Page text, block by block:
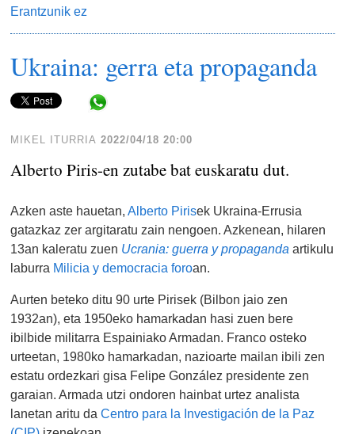
Erantzunik ez
Ukraina: gerra eta propaganda
MIKEL ITURRIA 2022/04/18 20:00
Alberto Piris-en zutabe bat euskaratu dut.
Azken aste hauetan,Alberto Pirisek Ukraina-Errusia
gatazkaz zer argitaratu zain nengoen. Azkenean, hilaren
13an kaleratu zuen Ucrania: guerra y propaganda artikulu
laburra Milicia y democracia foroan.
Aurten beteko ditu 90 urte Pirisek (Bilbon jaio zen
1932an), eta 1950eko hamarkadan hasi zuen bere
ibilbide militarra Espainiako Armadan. Franco osteko
urteetan, 1980ko hamarkadan, nazioarte mailan ibili zen
estatu ordezkari gisa Felipe González presidente zen
garaian. Armada utzi ondoren hainbat urtez analista
lanetan aritu daCentro para la Investigación de la Paz